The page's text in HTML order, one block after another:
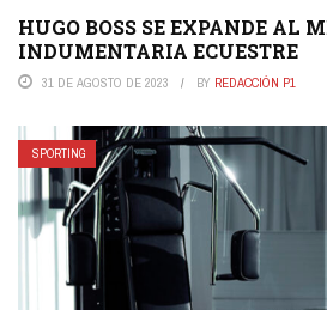
HUGO BOSS SE EXPANDE AL
INDUMENTARIA ECUESTRE
31 DE AGOSTO DE 2023 BY REDACCIÓN P1
SPORTING